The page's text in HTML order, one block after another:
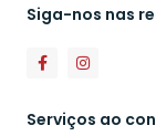
Siga-nos nas
Serviços ao